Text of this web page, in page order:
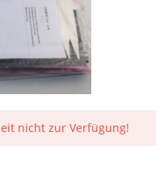
nicht zur Verfügung!